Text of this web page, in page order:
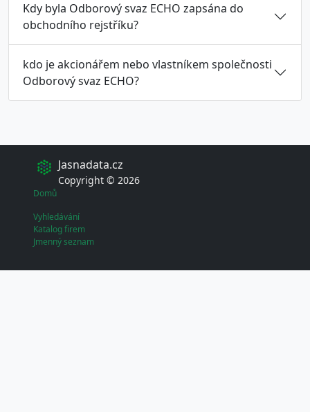
Kdy byla Odborový svaz ECHO zapsána do
obchodního rejstříku?
kdo je akcionářem nebo vlastníkem společnosti
Odborový svaz ECHO?
Jasnadata.cz
Copyright © 2026
Domů
Vyhledávání
Katalog firem
Jmenný seznam